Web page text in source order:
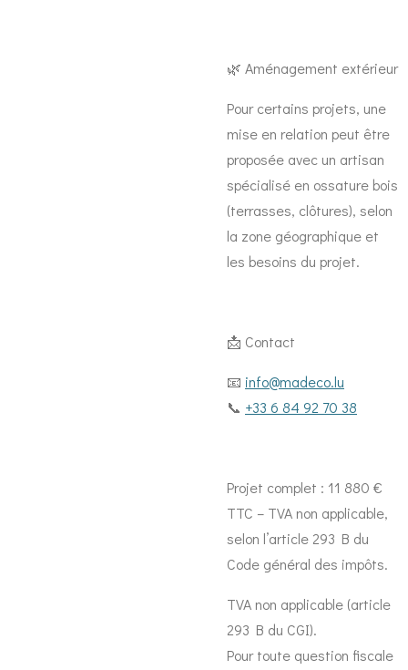
🌿 Aménagement extérieur
Pour certains projets, une
mise en relation peut être
proposée avec un artisan
spécialisé en ossature bois
(terrasses, clôtures), selon
la zone géographique et
les besoins du projet.
📩 Contact
📧 info@madeco.lu
📞 +33 6 84 92 70 38
Projet complet : 11 880 €
TTC – TVA non applicable,
selon l’article 293 B du
Code général des impôts.
TVA non applicable (article
293 B du CGI).
Pour toute question fiscale